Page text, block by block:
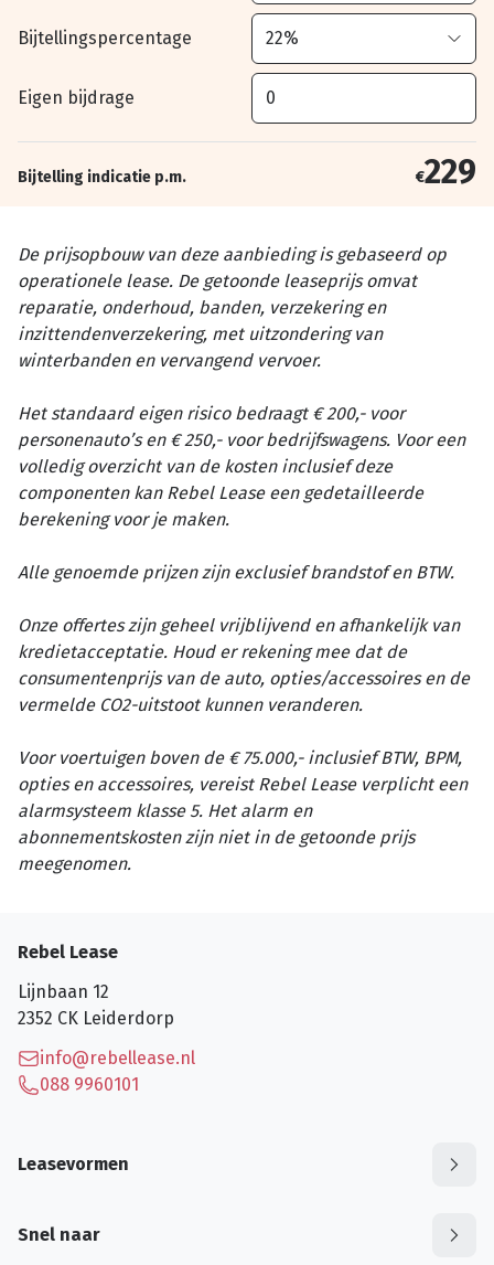
Bijtellingspercentage
Eigen bijdrage
Bijtelling indicatie p.m. €229
De prijsopbouw van deze aanbieding is gebaseerd op
operationele lease. De getoonde leaseprijs omvat
reparatie, onderhoud, banden, verzekering en
inzittendenverzekering, met uitzondering van
winterbanden en vervangend vervoer.
Het standaard eigen risico bedraagt € 200,- voor
personenauto’s en € 250,- voor bedrijfswagens. Voor een
volledig overzicht van de kosten inclusief deze
componenten kan Rebel Lease een gedetailleerde
berekening voor je maken.
Alle genoemde prijzen zijn exclusief brandstof en BTW.
Onze offertes zijn geheel vrijblijvend en afhankelijk van
kredietacceptatie. Houd er rekening mee dat de
consumentenprijs van de auto, opties/accessoires en de
vermelde CO2-uitstoot kunnen veranderen.
Voor voertuigen boven de € 75.000,- inclusief BTW, BPM,
opties en accessoires, vereist Rebel Lease verplicht een
alarmsysteem klasse 5. Het alarm en
abonnementskosten zijn niet in de getoonde prijs
meegenomen.
Rebel Lease
Lijnbaan 12
2352 CK Leiderdorp
info@rebellease.nl
088 9960101
Leasevormen
Snel naar